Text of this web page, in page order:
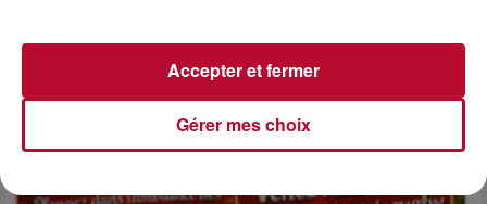
Gérer mes choix
Accepter et fermer